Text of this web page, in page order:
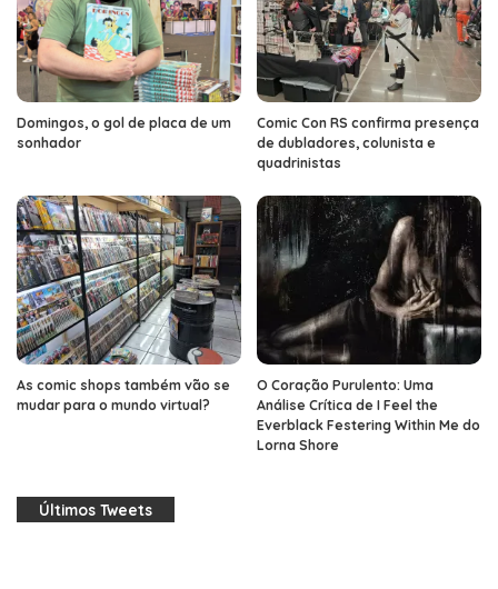
Domingos, o gol de placa de um
sonhador
Comic Con RS confirma presença
de dubladores, colunista e
quadrinistas
As comic shops também vão se
mudar para o mundo virtual?
O Coração Purulento: Uma
Análise Crítica de I Feel the
Everblack Festering Within Me do
Lorna Shore
Últimos Tweets